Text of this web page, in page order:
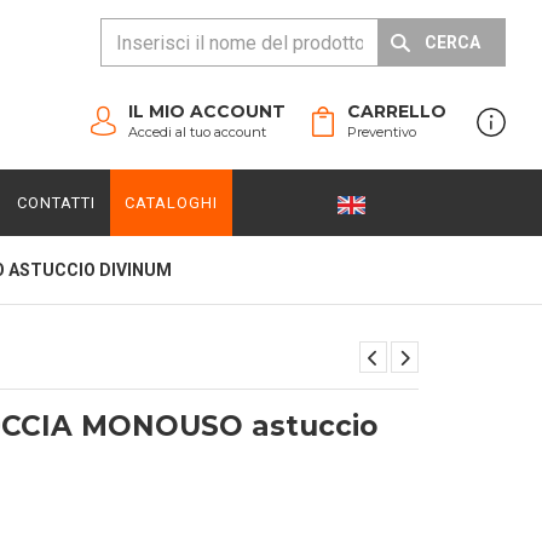
CERCA
CARRELLO
Preventivo
IL MIO ACCOUNT
Accedi al tuo account
CONTATTI CATALOGHI
ASTUCCIO DIVINUM
MONOUSO astuccio